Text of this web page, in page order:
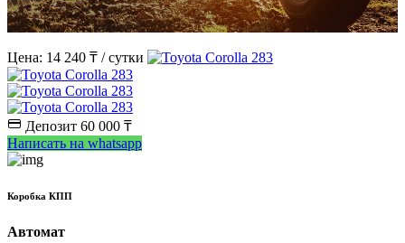
s
Цена: 14 240 ₸ / сутки
Депозит 60 000 ₸
Написать на whatsapp
Коробка КПП
Автомат